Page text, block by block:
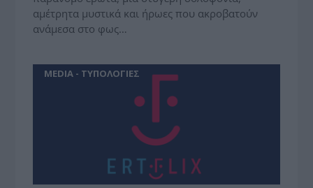
αμέτρητα μυστικά και ήρωες που ακροβατούν
ανάμεσα στο φως…
MEDIA - ΤΥΠΟΛΟΓΙΕΣ